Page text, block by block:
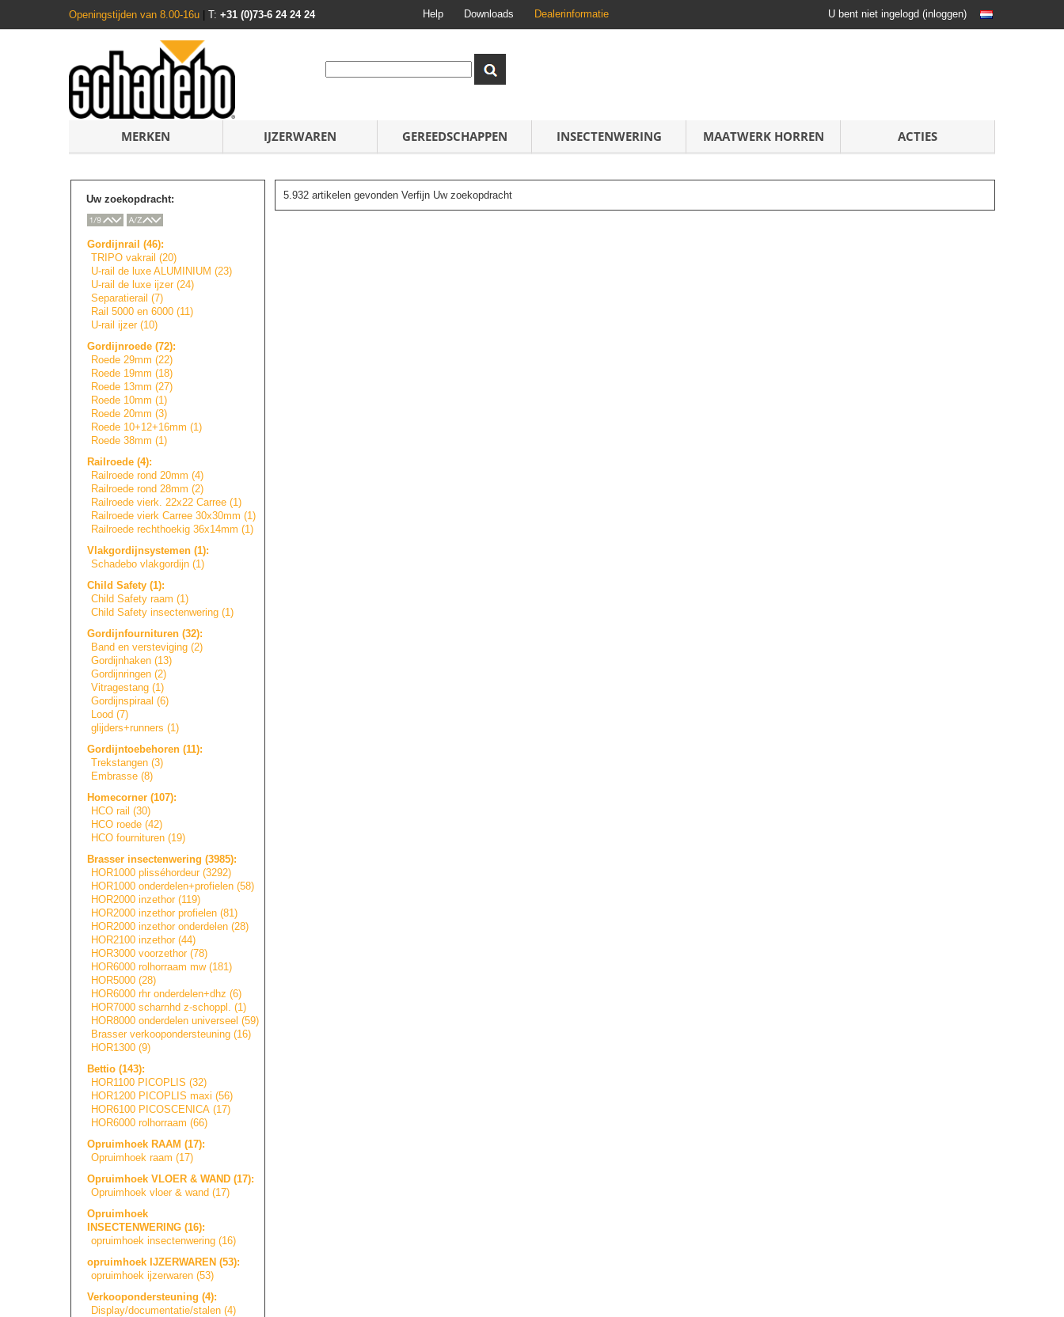
Openingstijden van 8.00-16u T: +31 (0)73-6 24 24 24 Help Downloads Dealerinformatie U bent niet ingelogd (inloggen)
MERKEN IJZERWAREN GEREEDSCHAPPEN INSECTENWERING MAATWERK HORREN ACTIES
Uw zoekopdracht:
Gordijnrail (46):
TRIPO vakrail (20)
U-rail de luxe ALUMINIUM (23)
U-rail de luxe ijzer (24)
Separatierail (7)
Rail 5000 en 6000 (11)
U-rail ijzer (10)
Gordijnroede (72):
Roede 29mm (22)
Roede 19mm (18)
Roede 13mm (27)
Roede 10mm (1)
Roede 20mm (3)
Roede 10+12+16mm (1)
Roede 38mm (1)
Railroede (4):
Railroede rond 20mm (4)
Railroede rond 28mm (2)
Railroede vierk. 22x22 Carree (1)
Railroede vierk Carree 30x30mm (1)
Railroede rechthoekig 36x14mm (1)
Vlakgordijnsystemen (1):
Schadebo vlakgordijn (1)
Child Safety (1):
Child Safety raam (1)
Child Safety insectenwering (1)
Gordijnfournituren (32):
Band en versteviging (2)
Gordijnhaken (13)
Gordijnringen (2)
Vitragestang (1)
Gordijnspiraal (6)
Lood (7)
glijders+runners (1)
Gordijntoebehoren (11):
Trekstangen (3)
Embrasse (8)
Homecorner (107):
HCO rail (30)
HCO roede (42)
HCO fournituren (19)
Brasser insectenwering (3985):
HOR1000 plisséhordeur (3292)
HOR1000 onderdelen+profie en (58)
HOR2000 inzethor (119)
HOR2000 inzethor profielen (81)
HOR2000 inzethor onderdelen (28)
HOR2100 inzethor (44)
HOR3000 voorzethor (78)
HOR6000 rolhorraam mw (181)
HOR5000 (28)
HOR6000 rhr onderdelen+dhz (6)
HOR7000 scharnhd z-schoppl. (1)
HOR8000 onderdelen universeel (59)
Brasser verkoopondersteuning (16)
HOR1300 (9)
Bettio (143):
HOR1100 PICOPLIS (32)
HOR1200 PICOPLIS maxi (56)
HOR6100 PICOSCENICA (17)
HOR6000 rolhorraam (66)
Opruimhoek RAAM (17):
Opruimhoek raam (17)
Opruimhoek VLOER & WAND (17):
Opruimhoek vloer & wand (17)
Opruimhoek
INSECTENWERING (16):
opruimhoek insectenwering (16)
opruimhoek IJZERWAREN (53):
opruimhoek ijzerwaren (53)
Verkoopondersteuning (4):
Display/documentatie/stalen (4)
5.932 artikelen gevonden Verfijn Uw zoekopdracht